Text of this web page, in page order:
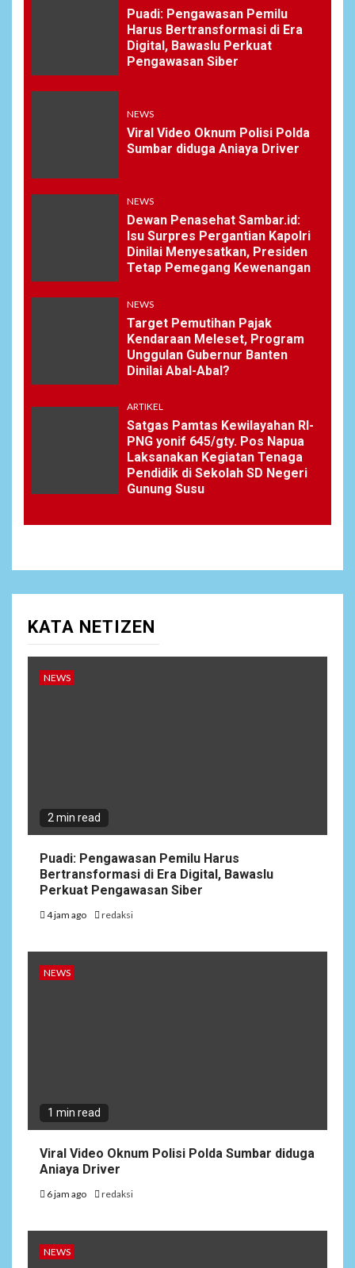
Puadi: Pengawasan Pemilu
Harus Bertransformasi di Era
Digital, Bawaslu Perkuat
Pengawasan Siber
NEWS
Viral Video Oknum Polisi Polda
Sumbar diduga Aniaya Driver
NEWS
Dewan Penasehat Sambar.id:
Isu Surpres Pergantian Kapolri
Dinilai Menyesatkan, Presiden
Tetap Pemegang Kewenangan
NEWS
Target Pemutihan Pajak
Kendaraan Meleset, Program
Unggulan Gubernur Banten
Dinilai Abal-Abal?
ARTIKEL
Satgas Pamtas Kewilayahan RI-
PNG yonif 645/gty. Pos Napua
Laksanakan Kegiatan Tenaga
Pendidik di Sekolah SD Negeri
Gunung Susu
KATA NETIZEN
NEWS
2 min read
Puadi: Pengawasan Pemilu Harus
Bertransformasi di Era Digital, Bawaslu
Perkuat Pengawasan Siber
4 jam ago redaksi
NEWS
1 min read
Viral Video Oknum Polisi Polda Sumbar diduga
Aniaya Driver
6 jam ago redaksi
NEWS